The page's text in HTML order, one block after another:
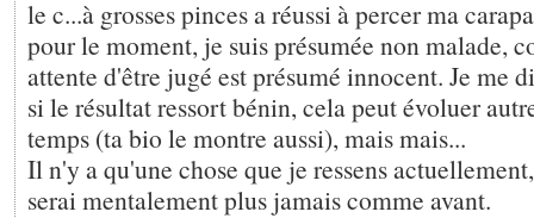
le c...à grosses pinces a réussi à percer ma
pour le moment, je suis présumée non malade,
attente d'être jugé est présumé innocent. Je me
si le résultat ressort bénin, cela peut évoluer
temps (ta bio le montre aussi), mais mais...
Il n'y a qu'une chose que je ressens
serai mentalement plus jamais comme avant.